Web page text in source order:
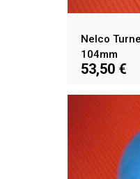
Nelco
104mm
53,50 €